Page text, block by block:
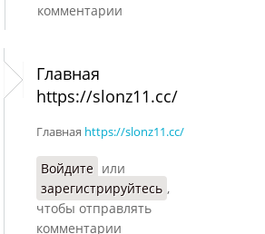
комментарии
Главная
https://slonz11.cc/
Главная https://slonz11.cc/
Войдите или
зарегистрируйтесь ,
чтобы отправлять
комментарии